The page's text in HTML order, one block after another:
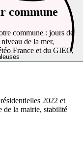
commune
commune : jours de
de la mer,
France et du GIEC,
2022 et
de la mairie, stabilité